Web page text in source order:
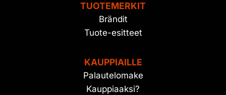
TUOTEMERKIT
Brändit
Tuote-esitteet
KAUPPIAILLE
Palautelomake
Kauppiaaksi?